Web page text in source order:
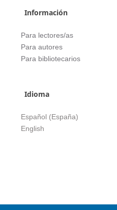
Información
Para lectores/as
Para autores
Para bibliotecarios
Idioma
Español (España)
English